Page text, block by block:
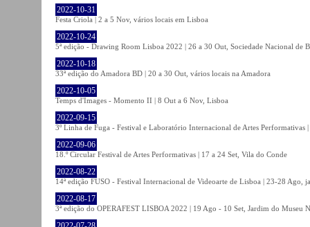
2022-10-31
Festa Criola | 2 a 5 Nov, vários locais em Lisboa
2022-10-24
5ª edição - Drawing Room Lisboa 2022 | 26 a 30 Out, Sociedade Nacional de
2022-10-18
33ª edição do Amadora BD | 20 a 30 Out, vários locais na Amadora
2022-10-05
Temps d'Images - Momento II | 8 Out a 6 Nov, Lisboa
2022-09-15
3º Linha de Fuga - Festival e Laboratório Internacional de Artes Performativas
2022-09-06
18.º Circular Festival de Artes Performativas | 17 a 24 Set, Vila do Conde
2022-08-22
14ª edição FUSO - Festival Internacional de Videoarte de Lisboa | 23-28 Ago,
2022-08-17
3ª edição do OPERAFEST LISBOA 2022 | 19 Ago - 10 Set, Jardim do Museu